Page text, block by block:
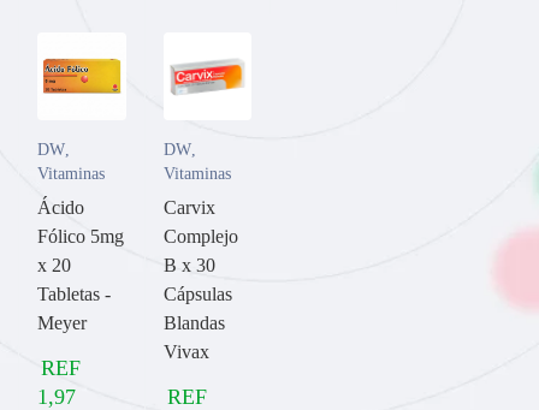
DW,
Vitaminas
Ácido
Fólico 5mg
x 20
Tabletas -
Meyer
REF
1,97
DW,
Vitaminas
Carvix
Complejo
B x 30
Cápsulas
Blandas
Vivax
REF